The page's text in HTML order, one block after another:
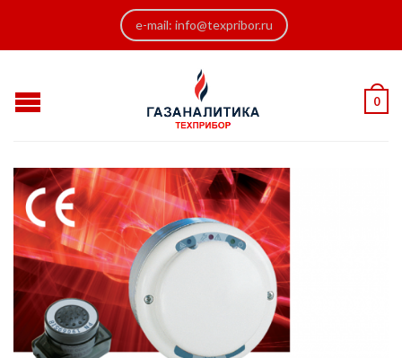
e-mail: info@texpribor.ru
0